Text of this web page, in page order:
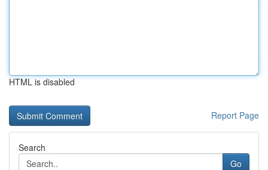
HTML is disabled
Report Page
Search
Go